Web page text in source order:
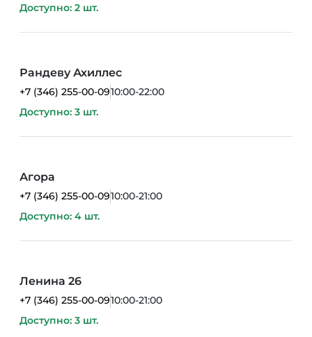
Доступно: 2 шт.
Рандеву Ахиллес
+7 (346) 255-00-0910:00-22:00
Доступно: 3 шт.
Агора
+7 (346) 255-00-0910:00-21:00
Доступно: 4 шт.
Ленина 26
+7 (346) 255-00-0910:00-21:00
Доступно: 3 шт.